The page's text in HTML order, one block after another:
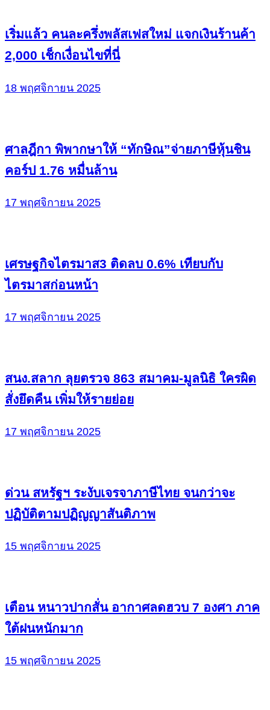
เริ่มแล้ว คนละครึ่งพลัสเฟสใหม่ แจกเงินร้านค้า
2,000 เช็กเงื่อนไขที่นี่
18 พฤศจิกายน 2025
ศาลฎีกา พิพากษาให้ “ทักษิณ”จ่ายภาษีหุ้นชิน
คอร์ป 1.76 หมื่นล้าน
17 พฤศจิกายน 2025
เศรษฐกิจไตรมาส3 ติดลบ 0.6% เทียบกับ
ไตรมาสก่อนหน้า
17 พฤศจิกายน 2025
สนง.สลาก ลุยตรวจ 863 สมาคม-มูลนิธิ ใครผิด
สั่งยึดคืน เพิ่มให้รายย่อย
17 พฤศจิกายน 2025
ด่วน สหรัฐฯ ระงับเจรจาภาษีไทย จนกว่าจะ
ปฏิบัติตามปฏิญญาสันติภาพ
15 พฤศจิกายน 2025
เตือน หนาวปากสั่น อากาศลดฮวบ 7 องศา ภาค
ใต้ฝนหนักมาก
15 พฤศจิกายน 2025